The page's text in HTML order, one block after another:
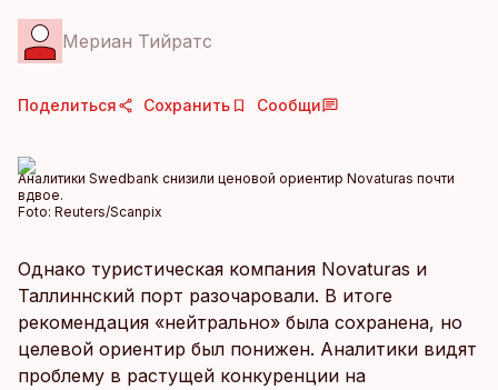
Мериан Тийратс
Поделиться Сохранить Сообщи
Аналитики Swedbank снизили ценовой ориентир Novaturas почти
вдвое.
Foto: Reuters/Scanpix
Однако туристическая компания Novaturas и
Таллиннский порт разочаровали. В итоге
рекомендация «нейтрально» была сохранена, но
целевой ориентир был понижен. Аналитики видят
проблему в растущей конкуренции на